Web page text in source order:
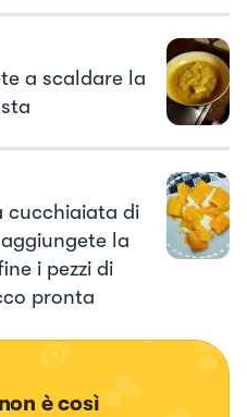
a scaldare la
cucchiaiata di
la
i pezzi di
pronta
è così